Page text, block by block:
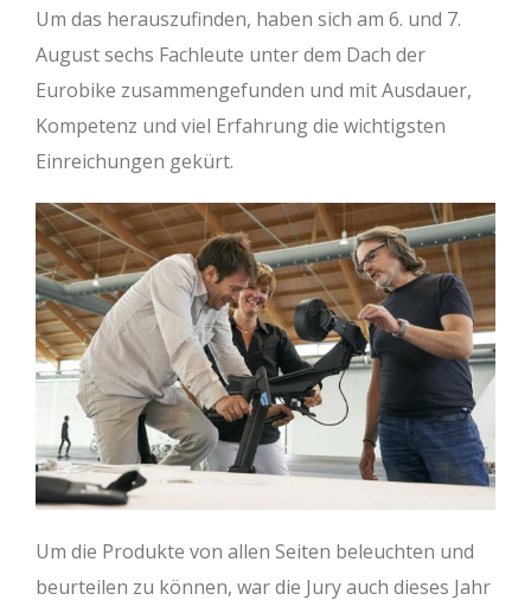
Um das herauszufinden, haben sich am 6. und 7.
August sechs Fachleute unter dem Dach der
Eurobike zusammengefunden und mit Ausdauer,
Kompetenz und viel Erfahrung die wichtigsten
Einreichungen gekürt.
Um die Produkte von allen Seiten beleuchten und
beurteilen zu können, war die Jury auch dieses Jahr